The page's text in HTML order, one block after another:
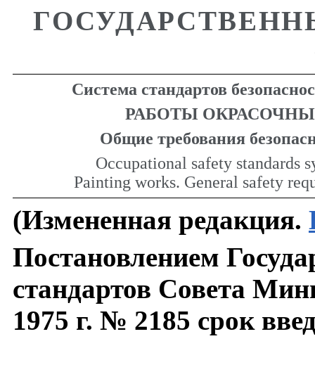
Система стандартов
РАБОТЫ
Общие требования
Occupational safety standards
Painting works. General safety
(Измененная редакция.
Постановлением
стандартов Совета
1975 г. № 2185 срок